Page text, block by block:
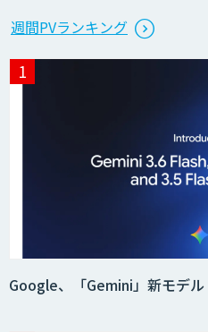
週間PVランキング
Google、「Gemini」新モデ